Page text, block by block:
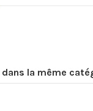
la même